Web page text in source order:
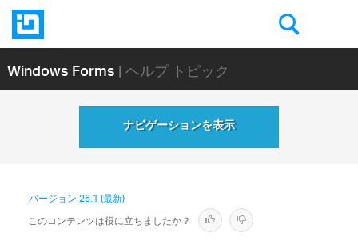
Windows Forms| ヘルプ トピック
ナビゲーションを表示
バージョン26.1 (最新)
このコンテンツは役に立ちましたか？